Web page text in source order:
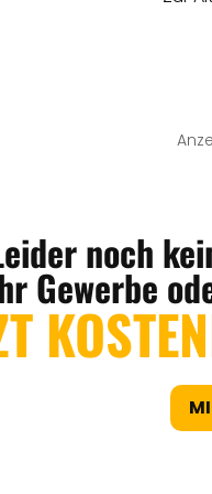
noch
Gewerbe